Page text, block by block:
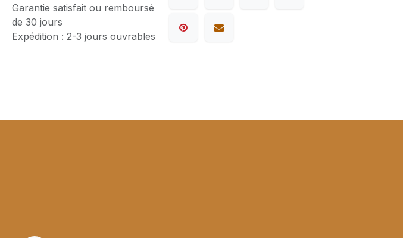
Garantie satisfait ou remboursé
de 30 jours
Expédition : 2-3 jours ouvrables